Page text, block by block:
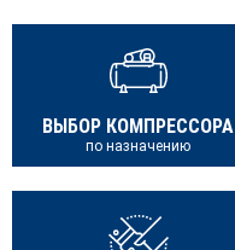
ВЫБОР КОМПРЕССОРА
по назначению